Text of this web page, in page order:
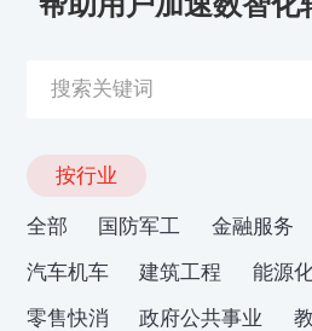
按行业
全部 国防军工 金融服务
汽车机车
建筑工程 能源
零售快消
政府公共事业